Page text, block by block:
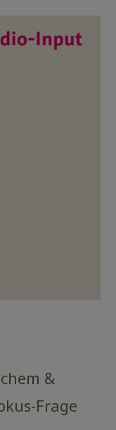
&
Frage